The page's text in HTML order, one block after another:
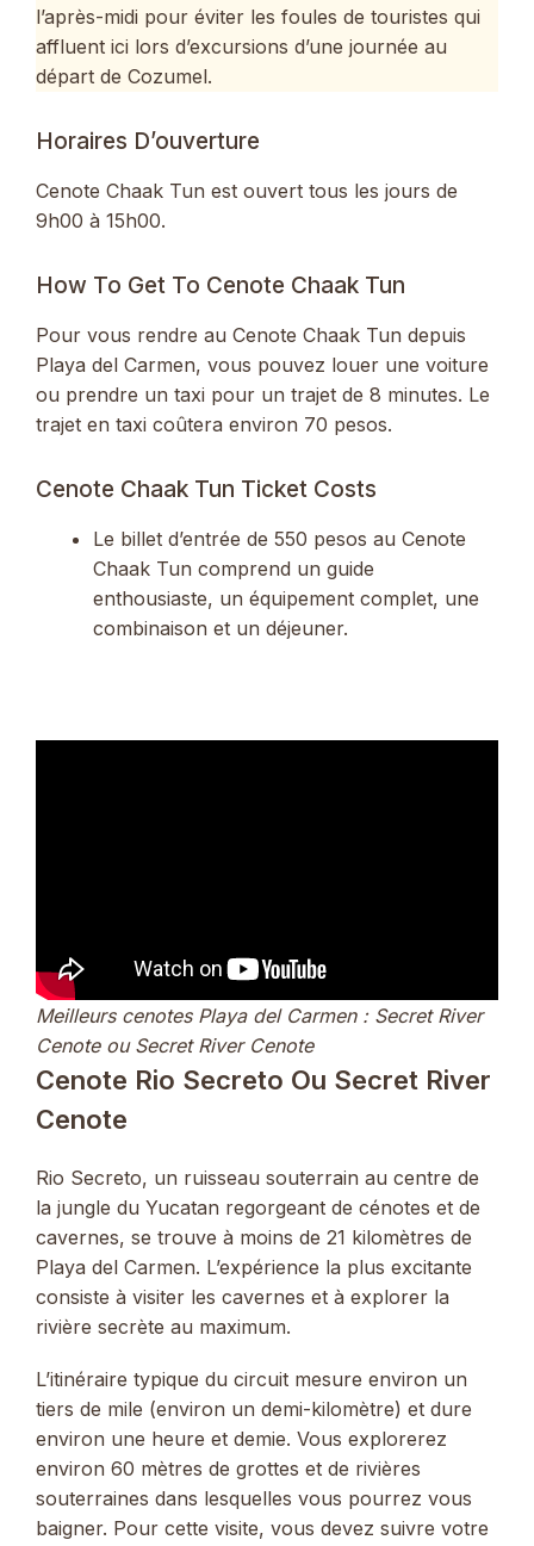
l’après-midi pour éviter les foules de touristes qui
affluent ici lors d’excursions d’une journée au
départ de Cozumel.
Horaires D’ouverture
Cenote Chaak Tun est ouvert tous les jours de
9h00 à 15h00.
How To Get To Cenote Chaak Tun
Pour vous rendre au Cenote Chaak Tun depuis
Playa del Carmen, vous pouvez louer une voiture
ou prendre un taxi pour un trajet de 8 minutes. Le
trajet en taxi coûtera environ 70 pesos.
Cenote Chaak Tun Ticket Costs
Le billet d’entrée de 550 pesos au Cenote
Chaak Tun comprend un guide
enthousiaste, un équipement complet, une
combinaison et un déjeuner.
Meilleurs cenotes Playa del Carmen : Secret River
Cenote ou Secret River Cenote
Cenote Rio Secreto Ou Secret River
Cenote
Rio Secreto, un ruisseau souterrain au centre de
la jungle du Yucatan regorgeant de cénotes et de
cavernes, se trouve à moins de 21 kilomètres de
Playa del Carmen. L’expérience la plus excitante
consiste à visiter les cavernes et à explorer la
rivière secrète au maximum.
L’itinéraire typique du circuit mesure environ un
tiers de mile (environ un demi-kilomètre) et dure
environ une heure et demie. Vous explorerez
environ 60 mètres de grottes et de rivières
souterraines dans lesquelles vous pourrez vous
baigner. Pour cette visite, vous devez suivre votre